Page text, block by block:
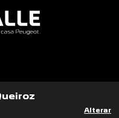
Alterar